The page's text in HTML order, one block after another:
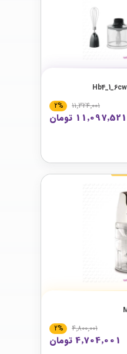
11٬324٬001
2%
11٬097٬521 تومان
4٬800٬001
2%
4٬704٬001 تومان